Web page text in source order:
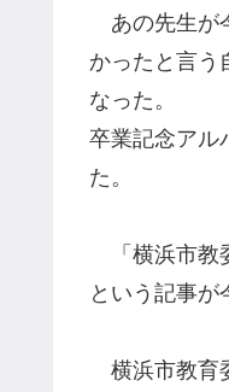
あの先生が
かったと言う
なった 。
卒業記念アル
た。
「 横浜市教
という記事が
横浜市教育